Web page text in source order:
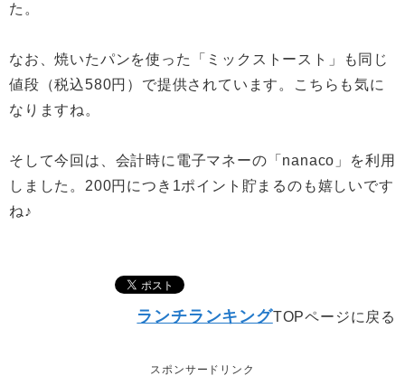
た。
なお、焼いたパンを使った「ミックストースト」も同じ
値段（税込580円）で提供されています。こちらも気に
なりますね。
そして今回は、会計時に電子マネーの「nanaco」を利用
しました。200円につき1ポイント貯まるのも嬉しいです
ね♪
ランチランキングTOPページに戻る
スポンサードリンク